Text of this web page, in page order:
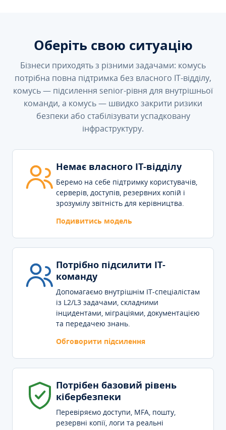
Оберіть свою ситуацію
Бізнеси приходять з різними задачами: комусь
потрібна повна підтримка без власного IT-відділу,
комусь — підсилення senior-рівня для внутрішньої
команди, а комусь — швидко закрити ризики
безпеки або стабілізувати успадковану
інфраструктуру.
Немає власного IT-відділу
Беремо на себе підтримку користувачів,
серверів, доступів, резервних копій і
зрозумілу звітність для керівництва.
Подивитись модель
Потрібно підсилити IT-
команду
Допомагаємо внутрішнім IT-спеціалістам
із L2/L3 задачами, складними
інцидентами, міграціями, документацією
та передачею знань.
Обговорити підсилення
Потрібен базовий рівень
кібербезпеки
Перевіряємо доступи, MFA, пошту,
резервні копії, логи та реальні